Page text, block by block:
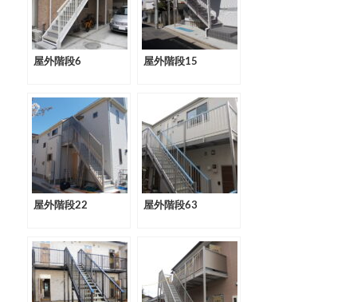
屋外階段6 屋外階段15
屋外階段22 屋外階段63